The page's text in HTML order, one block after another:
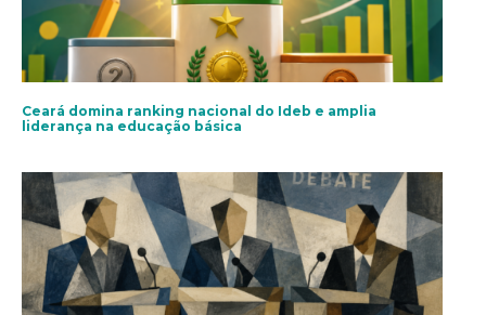
Ceará domina ranking nacional do Ideb e amplia
liderança na educação básica